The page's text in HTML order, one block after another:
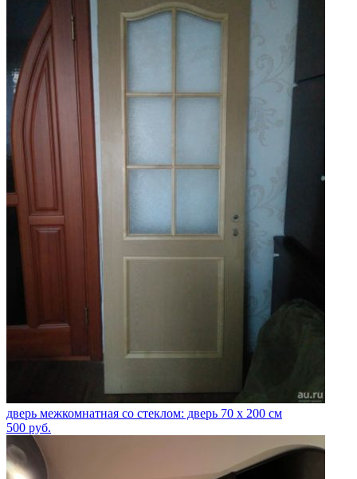
дверь межкомнатная со стеклом: дверь 70 х 200 см
500 руб.